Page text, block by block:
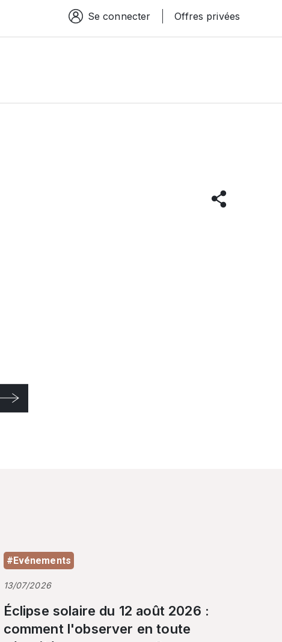
Espace connexion
Se connecter Offres privées
#Evénements
13/07/2026
Éclipse solaire du 12 août 2026 :
comment l'observer en toute